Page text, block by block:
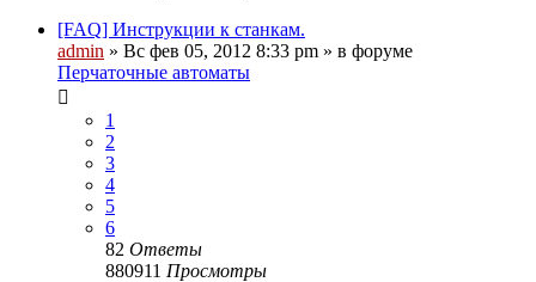
[FAQ] Инструкции к станкам.
admin » Вс фев 05, 2012 8:33 pm » в форуме
Перчаточные автоматы
1
2
3
4
5
6
82 Ответы
880911 Просмотры